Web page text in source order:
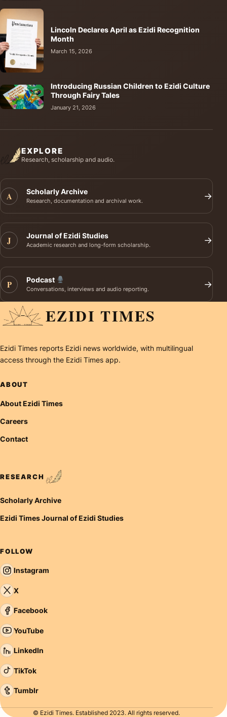
Lincoln Declares April as Ezidi Recognition
Month
March 15, 2026
Introducing Russian Children to Ezidi Culture
Through Fairy Tales
January 21, 2026
EXPLORE
Research, scholarship and audio.
A Scholarly Archive
Research, documentation and archival work. →
J Journal of Ezidi Studies
Academic research and long-form scholarship. →
P Podcast
Conversations, interviews and audio reporting. →
EZIDI TIMES
Ezidi Times reports Ezidi news worldwide, with multilingual
access through the Ezidi Times app.
ABOUT
About Ezidi Times
Careers
Contact
RESEARCH
Scholarly Archive
Ezidi Times Journal of Ezidi Studies
FOLLOW
Instagram
X
Facebook
YouTube
LinkedIn
TikTok
Tumblr
© Ezidi Times. Established 2023. All rights reserved.